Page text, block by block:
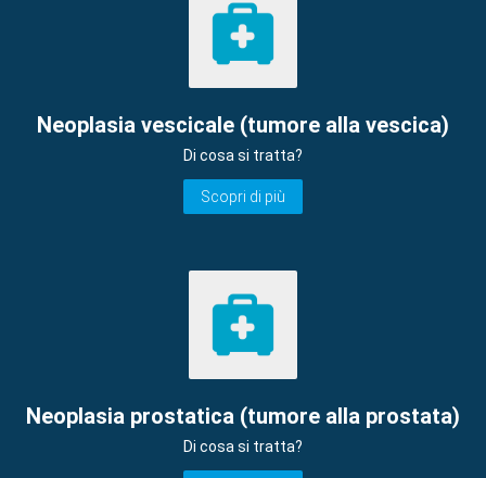
Neoplasia vescicale (tumore alla vescica)
Di cosa si tratta?
Scopri di più
Neoplasia prostatica (tumore alla prostata)
Di cosa si tratta?